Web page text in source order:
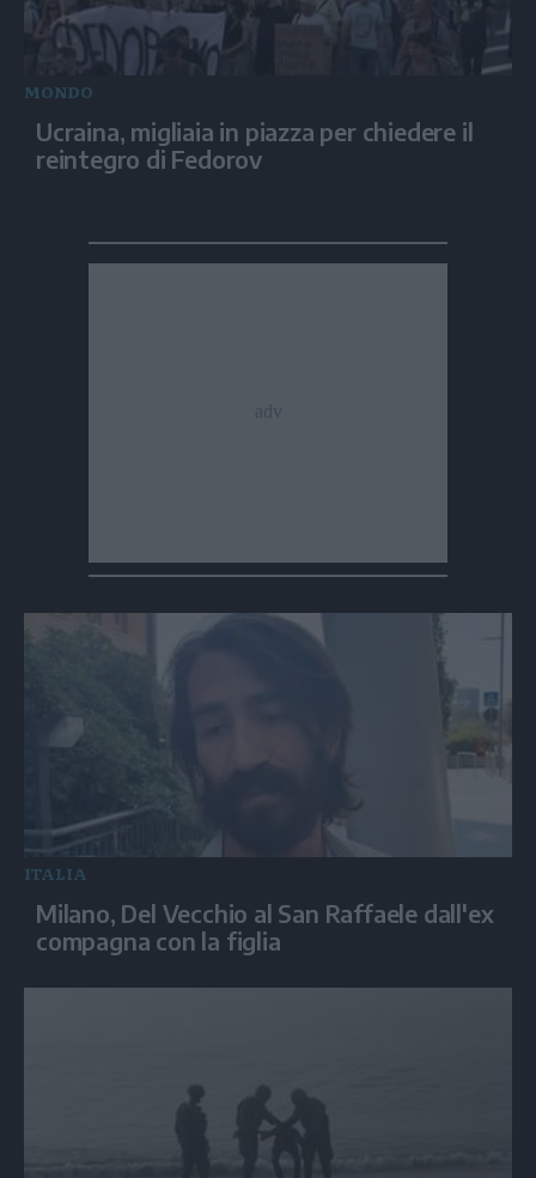
MONDO
Ucraina, migliaia in piazza per chiedere il
reintegro di Fedorov
ITALIA
Milano, Del Vecchio al San Raffaele dall'ex
compagna con la figlia